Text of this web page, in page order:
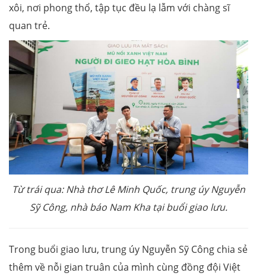
xôi, nơi phong thổ, tập tục đều lạ lẫm với chàng sĩ
quan trẻ.
Từ trái qua: Nhà thơ Lê Minh Quốc, trung úy Nguyễn
Sỹ Công, nhà báo Nam Kha tại buổi giao lưu.
Trong buổi giao lưu, trung úy Nguyễn Sỹ Công chia sẻ
thêm về nỗi gian truân của mình cùng đồng đội Việt